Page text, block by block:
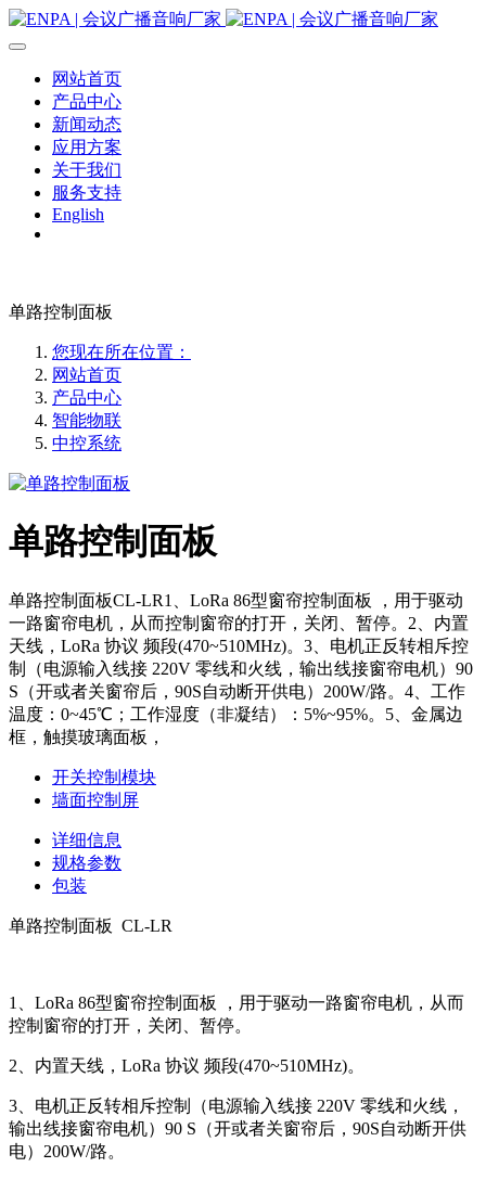
网站首页
产品中心
新闻动态
应用方案
关于我们
服务支持
English
单路控制面板
您现在所在位置：
网站首页
产品中心
智能物联
中控系统
单路控制面板
单路控制面板CL-LR1、LoRa 86型窗帘控制面板 ，用于驱动
一路窗帘电机，从而控制窗帘的打开，关闭、暂停。2、内置
天线，LoRa 协议 频段(470~510MHz)。3、电机正反转相斥控
制（电源输入线接 220V 零线和火线，输出线接窗帘电机）90
S（开或者关窗帘后，90S自动断开供电）200W/路。4、工作
温度：0~45℃；工作湿度（非凝结）：5%~95%。5、金属边
框，触摸玻璃面板，
开关控制模块
墙面控制屏
详细信息
规格参数
包装
单路控制面板 CL-LR
1、LoRa 86型窗帘控制面板 ，用于驱动一路窗帘电机，从而
控制窗帘的打开，关闭、暂停。
2、内置天线，LoRa 协议 频段(470~510MHz)。
3、电机正反转相斥控制（电源输入线接 220V 零线和火线，
输出线接窗帘电机）90 S（开或者关窗帘后，90S自动断开供
电）200W/路。